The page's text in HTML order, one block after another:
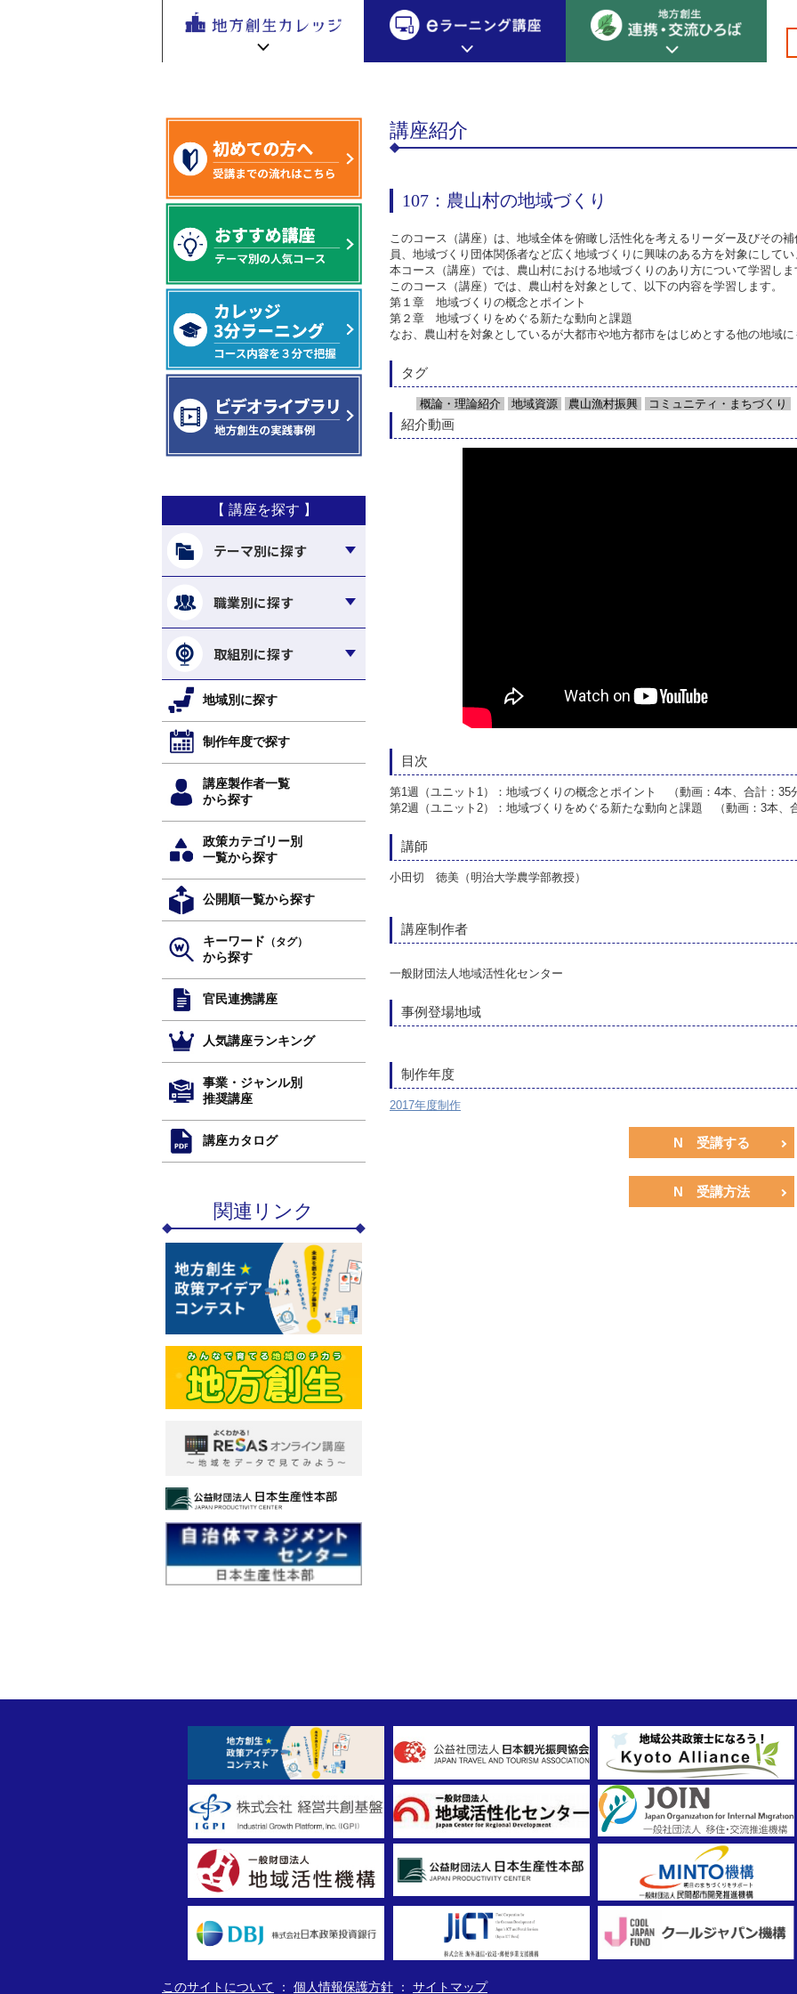
地方創生カレッジ
地方創生カレッジ HOME
新着情報
地方創生カレッジ活用の流れ eラーニング講座 HOME
ビデオライブラリ サイトマップ
eラーニング講座
e ラーニング講座 HOME
初めての方へ
連
連携・交流ひろば HOME
連携・交流ひろばについて
全国で活躍する地方創生専門人材 地方創生の実践事例紹介
地方創生応援プロジェクト イベント情報
地方創生
を無料eラ
講座が200
>>>
専門編 地域コミュニティリーダー >107：農山村の地域づくり
【 講座を探す 】
テーマ別に探す
職業別に探す
取組別に探す
地域別に探す
制作年度で探す
講座製作者一覧
から探す
政策カテゴリー別
一覧から探す
公開順一覧から探す
キーワード （タグ）
から探す
官民連携講座
人気講座ランキング
事業・ジャンル別
推奨講座
講座カタログ
関連リンク
講座紹介
107：農山村の地域づくり
このコース（講座）は、地域全体を俯瞰し活性化を考えるリーダー及びその
員、地域づくり団体関係者など広く地域づくりに興味のある方を対象にして
本コース（講座）では、農山村における地域づくりのあり方について学習しま
このコース（講座）では、農山村を対象として、以下の内容を学習します。
第１章 地域づくりの概念とポイント
第２章 地域づくりをめぐる新たな動向と課題
なお、農山村を対象としているが大都市や地方都市をはじめとする他の地域
タグ
概論・理論紹介 地域資源 農山漁村振興 コミュニティ・まちづくり
紹介動画
目次
第1週（ユニット1）：地域づくりの概念とポイント （動画：4本、合計：35
第2週（ユニット2）：地域づくりをめぐる新たな動向と課題 （動画：3本、
講師
小田切 徳美（明治大学農学部教授）
講座制作者
一般財団法人地域活性化センター
事例登場地域
制作年度
2017年度制作
N 受講する
N 受講方法
このサイトについて 個人情報保護方針 サイトマップ